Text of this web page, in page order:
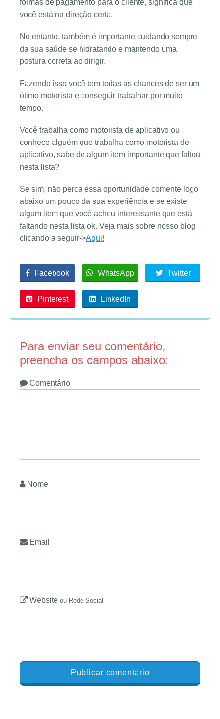
formas de pagamento para o cliente, significa que
você está na direção certa.
No entanto, também é importante cuidando sempre
da sua saúde se hidratando e mantendo uma
postura correta ao dirigir.
Fazendo isso você tem todas as chances de ser um
ótimo motorista e conseguir trabalhar por muito
tempo.
Você trabalha como motorista de aplicativo ou
conhece alguém que trabalha como motorista de
aplicativo, sabe de algum item importante que faltou
nesta lista?
Se sim, não perca essa oportunidade comente logo
abaixo um pouco da sua experiência e se existe
algum item que você achou interessante que está
faltando nesta lista ok. Veja mais sobre nosso blog
clicando a seguir->Aqui!
Facebook WhatsApp Twitter
Pinterest LinkedIn
Para enviar seu comentário,
preencha os campos abaixo:
Comentário
Nome
Email
Website ou Rede Social